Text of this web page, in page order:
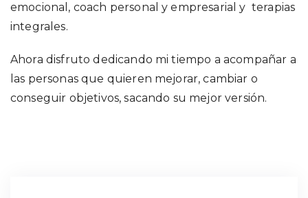
emocional, coach personal y empresarial y terapias
integrales.
Ahora disfruto dedicando mi tiempo a acompañar a
las personas que quieren mejorar, cambiar o
conseguir objetivos, sacando su mejor versión.